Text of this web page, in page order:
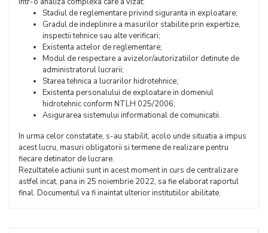
Stadiul de reglementare privind siguranta in exploatare;
Gradul de indeplinire a masurilor stabilite prin expertize,
inspectii tehnice sau alte verificari;
Existenta actelor de reglementare;
Modul de respectare a avizelor/autorizatiilor detinute de
administratorul lucrarii;
Starea tehnica a lucrarilor hidrotehnice;
Existenta personalului de exploatare in domeniul
hidrotehnic conform NTLH 025/2006;
Asigurarea sistemului informational de comunicatii.
In urma celor constatate, s-au stabilit, acolo unde situatia a impus
acest lucru, masuri obligatorii si termene de realizare pentru
fiecare detinator de lucrare.
Rezultatele actiunii sunt in acest moment in curs de centralizare
astfel incat, pana in 25 noiembrie 2022, sa fie elaborat raportul
final. Documentul va fi inaintat ulterior institutiilor abilitate.